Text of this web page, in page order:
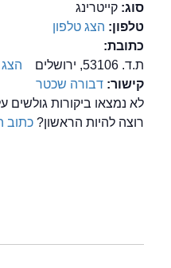
סוג:קייטרינג
טלפון: הצג טלפון
כתובת:
ת.ד. 53106, ירושלים
קישור:דבורה שכטר
לא נמצאו ביקורות
רוצה להיות הראשון?כתוב